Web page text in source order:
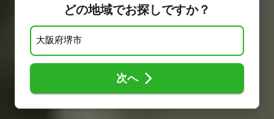
どの地域でお探しですか？
次へ